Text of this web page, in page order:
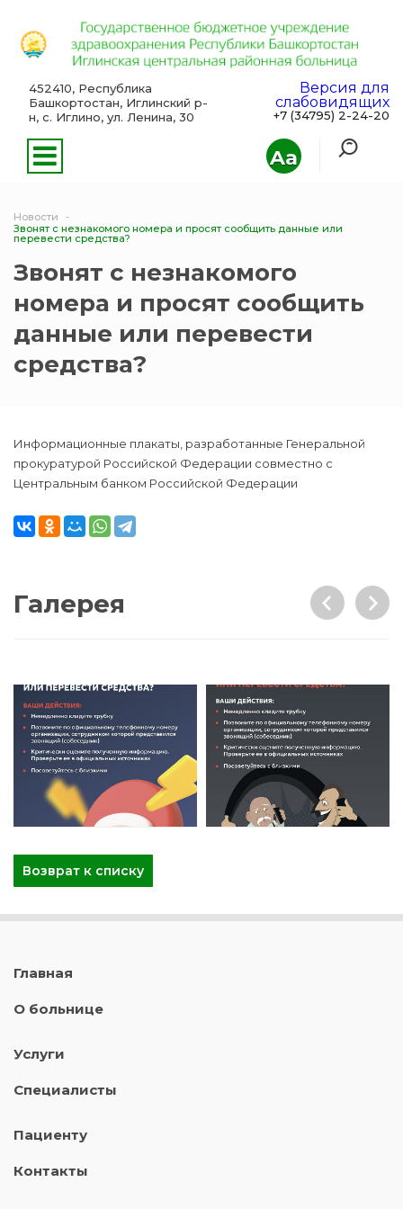
Aa
452410, Республика
Башкортостан, Иглинский р-
н, с. Иглино, ул. Ленина, 30
Версия для
слабовидящих
+7 (34795) 2-24-20
Новости
Звонят с незнакомого номера и просят сообщить данные или
перевести средства?
Звонят с незнакомого
номера и просят сообщить
данные или перевести
средства?
Информационные плакаты, разработанные Генеральной
прокуратурой Российской Федерации совместно с
Центральным банком Российской Федерации
Галерея
Возврат к списку
Главная
О больнице
Услуги
Специалисты
Пациенту
Контакты